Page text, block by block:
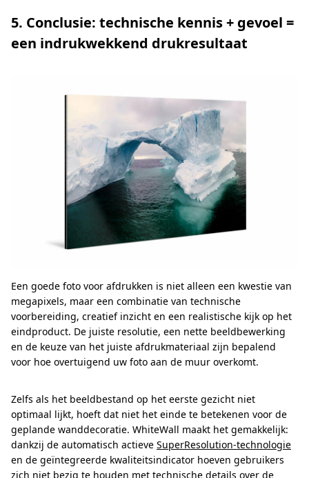
5. Conclusie: technische kennis + gevoel =
een indrukwekkend drukresultaat
Een goede foto voor afdrukken is niet alleen een kwestie van
megapixels, maar een combinatie van technische
voorbereiding, creatief inzicht en een realistische kijk op het
eindproduct. De juiste resolutie, een nette beeldbewerking
en de keuze van het juiste afdrukmateriaal zijn bepalend
voor hoe overtuigend uw foto aan de muur overkomt.
Zelfs als het beeldbestand op het eerste gezicht niet
optimaal lijkt, hoeft dat niet het einde te betekenen voor de
geplande wanddecoratie. WhiteWall maakt het gemakkelijk:
dankzij de automatisch actieve SuperResolution-technologie
en de geïntegreerde kwaliteitsindicator hoeven gebruikers
zich niet bezig te houden met technische details over de